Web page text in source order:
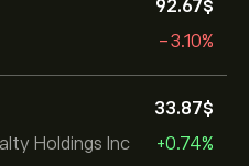
92.67‎$‎
-3.10%
Holdings Inc
33.87‎$‎
+0.74%